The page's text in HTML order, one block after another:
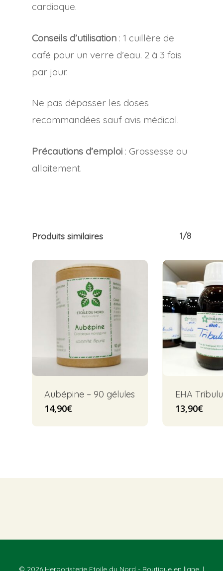
cardiaque.
Conseils d’utilisation : 1 cuillère de
café pour un verre d’eau. 2 à 3 fois
par jour.
Ne pas dépasser les doses
recommandées sauf avis médical.
Précautions d’emploi : Grossesse ou
allaitement.
Produits similaires 1/8
Aubépine – 90 gélules
14,90€
EHA
13,90€
© 2026 Herboristerie Etoile du Nord - Boutique en ligne. |